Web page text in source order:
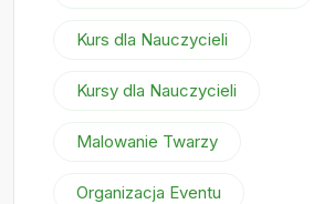
Kurs dla Nauczycieli
Kursy dla Nauczycieli
Malowanie Twarzy
Organizacja Eventu